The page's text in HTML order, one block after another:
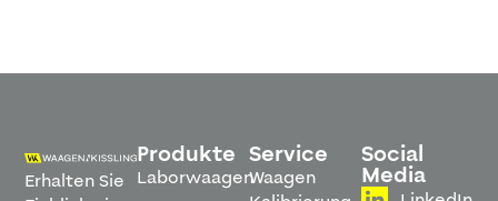
Erhalten Sie
Produkte
Laborwaagen
Service
Waagen
Social
Media